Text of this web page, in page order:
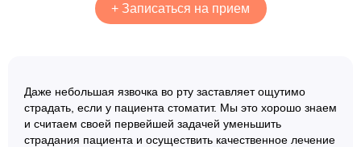
+ Записаться на прием
Даже небольшая язвочка во рту заставляет ощутимо
страдать, если у пациента стоматит. Мы это хорошо знаем
и считаем своей первейшей задачей уменьшить
страдания пациента и осуществить качественное лечение